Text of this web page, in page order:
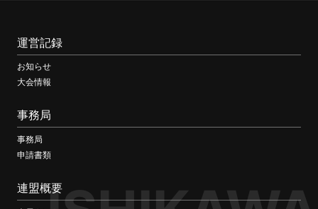
運営記録
お知らせ
大会情報
事務局
事務局
申請書類
連盟概要